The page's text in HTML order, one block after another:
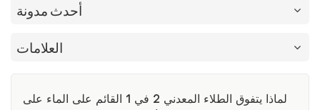
أحدث مدونة
العلامات
لماذا يتفوق الطلاء المعدني 2 في 1 القائم على الماء على